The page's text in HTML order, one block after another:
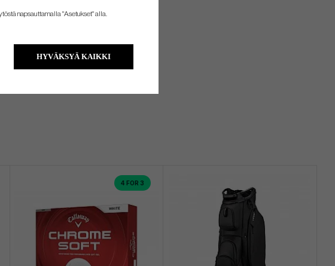
4 FOR 3
napsauttamalla "Asetukset" alla.
HYVÄKSYÄ KAIKKI